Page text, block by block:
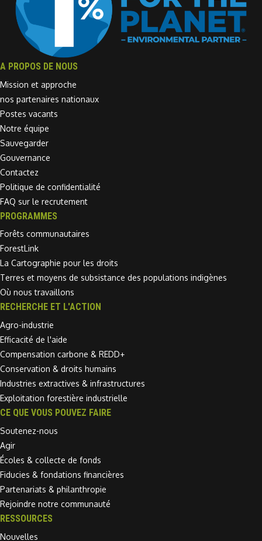
A PROPOS DE NOUS
Mission et approche
nos partenaires nationaux
Postes vacants
Notre équipe
Sauvegarder
Gouvernance
Contactez
Politique de confidentialité
FAQ sur le recrutement
PROGRAMMES
Forêts communautaires
ForestLink
La Cartographie pour les droits
Terres et moyens de subsistance des populations indigènes
Où nous travaillons
RECHERCHE ET L'ACTION
Agro-industrie
Efficacité de l'aide
Compensation carbone & REDD+
Conservation & droits humains
Industries extractives & infrastructures
Exploitation forestière industrielle
CE QUE VOUS POUVEZ FAIRE
Soutenez-nous
Agir
Écoles & collecte de fonds
Fiducies & fondations financières
Partenariats & philanthropie
Rejoindre notre communauté
RESSOURCES
Nouvelles